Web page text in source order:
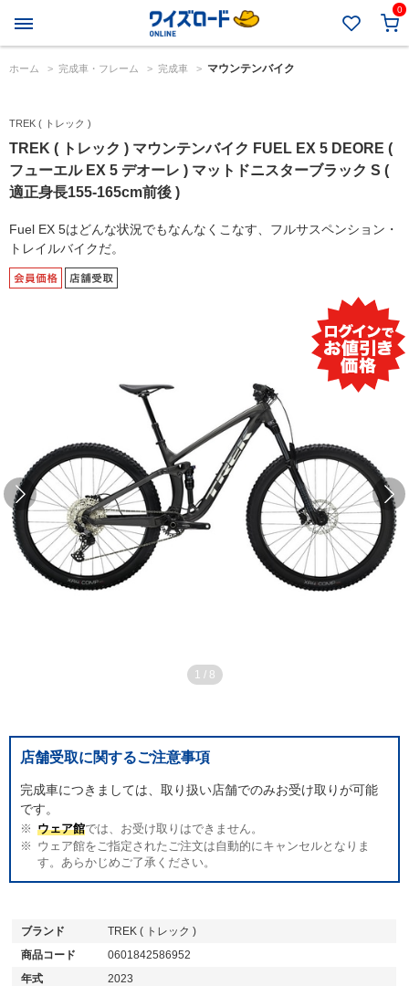
0
ホーム > 完成車・フレーム > 完成車 > マウンテンバイク
TREK ( トレック )
TREK ( トレック ) マウンテンバイク FUEL EX 5 DEORE (
フューエル EX 5 デオーレ ) マットドニスターブラック S (
適正身長155-165cm前後 )
Fuel EX 5はどんな状況でもなんなくこなす、フルサスペンション・
トレイルバイクだ。
1 / 8
店舗受取に関するご注意事項
完成車につきましては、取り扱い店舗でのみお受け取りが可能
です。
ウェア館では、お受け取りはできません。
ウェア館をご指定されたご注文は自動的にキャンセルとなりま
す。あらかじめご了承ください。
ブランド
TREK ( トレック )
商品コード
0601842586952
年式
2023